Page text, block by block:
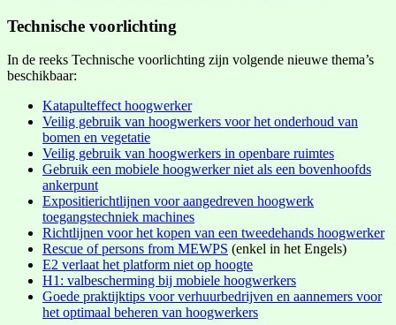
Technische voorlichting
In de reeks Technische voorlichting zijn volgende nieuwe thema’s
beschikbaar:
Katapulteffect hoogwerker
Veilig gebruik van hoogwerkers voor het onderhoud van
bomen en vegetatie
Veilig gebruik van hoogwerkers in openbare ruimtes
Gebruik een mobiele hoogwerker niet als een bovenhoofds
ankerpunt
Expositierichtlijnen voor aangedreven hoogwerk
toegangstechniek machines
Richtlijnen voor het kopen van een tweedehands hoogwerker
Rescue of persons from MEWPS (enkel in het Engels)
E2 verlaat het platform niet op hoogte
H1: valbescherming bij mobiele hoogwerkers
Goede praktijktips voor verhuurbedrijven en aannemers voor
het optimaal beheren van hoogwerkers